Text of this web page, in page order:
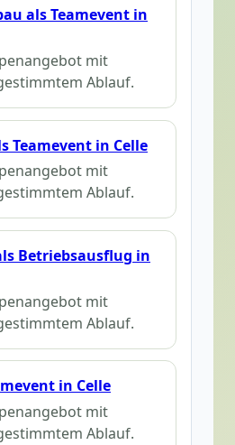
als Teamevent in
mit
Ablauf.
Teamevent in Celle
mit
Ablauf.
Betriebsausflug in
mit
Ablauf.
in Celle
mit
Ablauf.